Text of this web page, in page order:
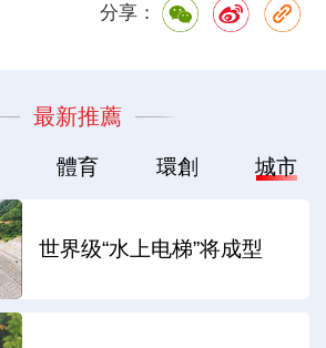
分享：
最新推薦
體育 環創 城市
世界级“水上电梯”将成型